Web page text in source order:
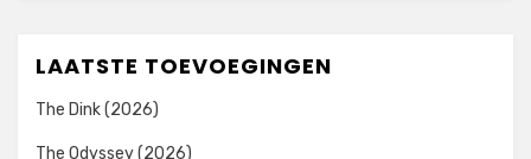
LAATSTE TOEVOEGINGEN
The Dink (2026)
The Odyssey (2026)